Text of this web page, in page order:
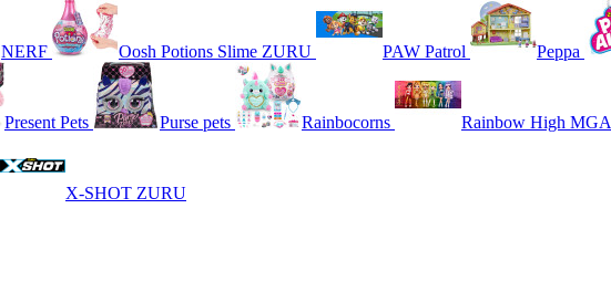
NERF Oosh Potions Slime ZURU PAW Patrol Peppa
Present Pets Purse pets Rainbocorns Rainbow High MGA
X-SHOT ZURU